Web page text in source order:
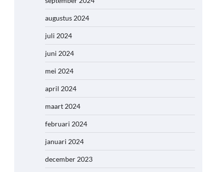
augustus 2024
juli 2024
juni 2024
mei 2024
april 2024
maart 2024
februari 2024
januari 2024
december 2023